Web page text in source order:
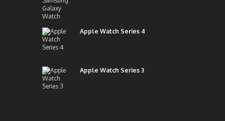
Apple Watch Series 4
Apple Watch Series 3